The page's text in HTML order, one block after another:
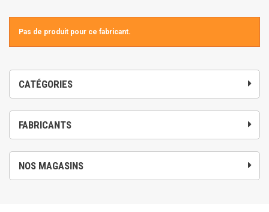
CATÉGORIES
FABRICANTS
NOS MAGASINS
Pas de produit pour ce fabricant.